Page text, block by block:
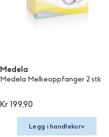
Medela
Medela Melkeoppfanger 2 stk
Kr 199,90
Legg i handlekurv